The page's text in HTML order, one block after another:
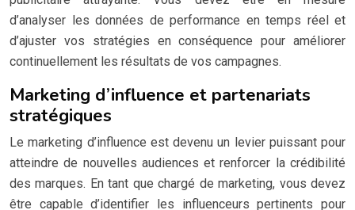
d’analyser les données de performance en temps réel et
d’ajuster vos stratégies en conséquence pour améliorer
continuellement les résultats de vos campagnes.
Marketing d’influence et partenariats
stratégiques
Le marketing d’influence est devenu un levier puissant pour
atteindre de nouvelles audiences et renforcer la crédibilité
des marques. En tant que chargé de marketing, vous devez
être capable d’identifier les influenceurs pertinents pour